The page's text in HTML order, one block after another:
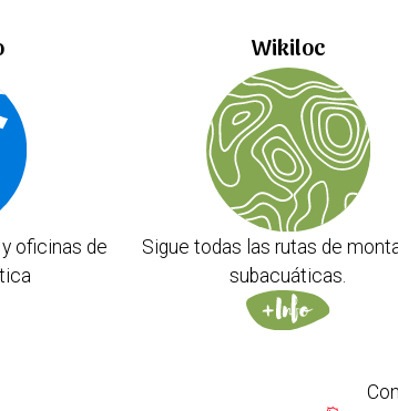
oficinas de
Wikiloc
Sigue todas las rutas de
subacuáticas.